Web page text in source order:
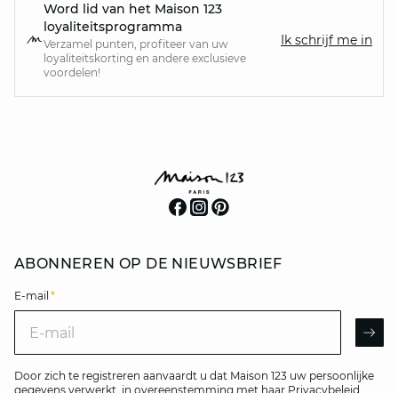
Word lid van het Maison 123
loyaliteitsprogramma
Verzamel punten, profiteer van uw
loyaliteitskorting en andere exclusieve
voordelen!
Ik schrijf me in
ABONNEREN OP DE NIEUWSBRIEF
E-mail *
Door zich te registreren aanvaardt u dat Maison 123 uw persoonlijke
gegevens verwerkt, in overeenstemming met haar Privacybeleid,